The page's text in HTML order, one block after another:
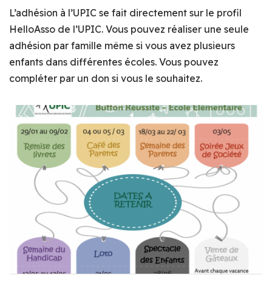
L’adhésion à l’UPIC se fait directement sur le profil
HelloAsso de l’UPIC. Vous pouvez réaliser une seule
adhésion par famille même si vous avez plusieurs
enfants dans différentes écoles. Vous pouvez
compléter par un don si vous le souhaitez.